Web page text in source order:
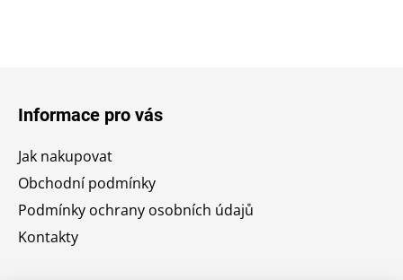
Informace pro vás
Jak nakupovat
Obchodní podmínky
Podmínky ochrany osobních údajů
Kontakty